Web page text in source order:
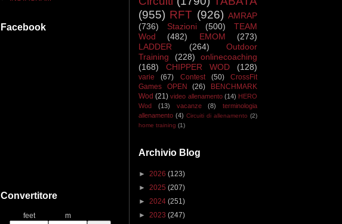
Facebook
Convertitore
feet m
(955) RFT (926) AMRAP
(736)
Stazioni (500)
TEAM
Wod
(482) EMOM
(273)
LADDER
(264)
Outdoor
Training
(228)
onlinecoaching
(168)
CHIPPER WOD (128)
varie (67) Contest (50)
CrossFit
Games OPEN
(26)
BENCHMARK
Wod (21) video allenamento (14) HERO
Wod
(13) vacanze (8)
terminologia
allenamento (4) Circuiti di allenamento (2)
home training (1)
Archivio Blog
► 2026 (123)
► 2025 (207)
► 2024 (251)
► 2023 (247)